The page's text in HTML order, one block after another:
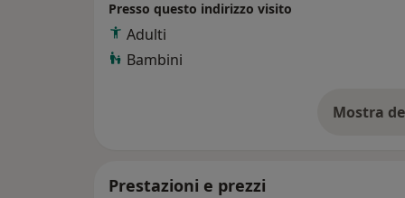
Lavoro con le persone per identificare e
stanno vivendo, all'interno di un percorso
Presso questo indirizzo visito
Adulti
Bambini
Mostra
Prestazioni e prezzi